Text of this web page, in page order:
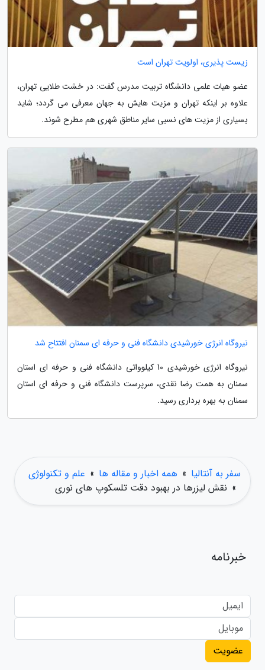
زیست پذیری، اولویت تهران است
عضو هیات علمی دانشگاه تربیت مدرس گفت: در خشت طلایی تهران،
علاوه بر اینکه تهران و مزیت هایش به جهان معرفی می گردد؛ شاید
بسیاری از مزیت های نسبی سایر مناطق شهری هم مطرح شوند.
نیروگاه انرژی خورشیدی دانشگاه فنی و حرفه ای سمنان افتتاح شد
نیروگاه انرژی خورشیدی 10 کیلوواتی دانشگاه فنی و حرفه ای استان
سمنان به همت رضا نقدی، سرپرست دانشگاه فنی و حرفه ای استان
سمنان به بهره برداری رسید.
سفر به آنتالیا » همه اخبار و مقاله ها » علم و تکنولوژی
» نقش لیزرها در بهبود دقت تلسکوپ های نوری
خبرنامه
عضویت